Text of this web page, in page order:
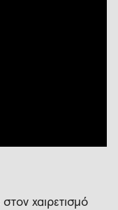
στον χαιρετισμό